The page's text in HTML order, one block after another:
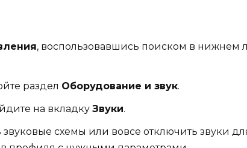
, воспользовавшись поиском в нижнем
раздел Оборудование и звук.
на вкладку Звуки.
схемы или вовсе отключить звуки